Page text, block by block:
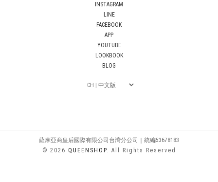
INSTAGRAM
LINE
FACEBOOK
APP
YOUTUBE
LOOKBOOK
BLOG
薩摩亞商皇后國際有限公司台灣分公司｜統編53678183
© 2026 QUEENSHOP. All Rights Reserved